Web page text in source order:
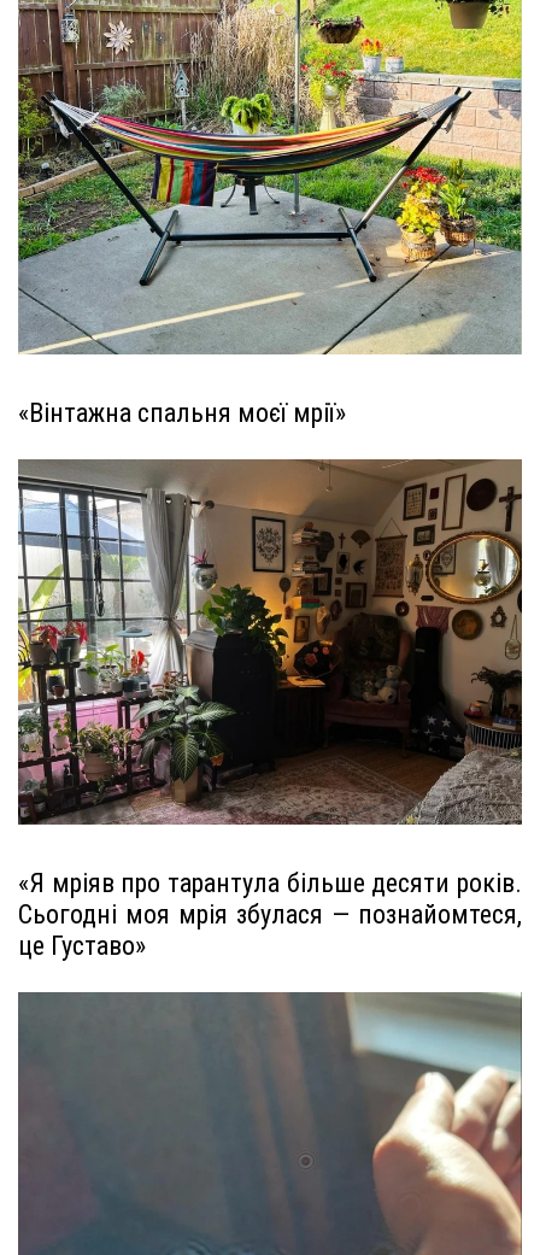
«Вінтажна спальня моєї мрії»
«Я мріяв про тарантула більше десяти років.
Сьогодні моя мрія збулася — познайомтеся,
це Густаво»